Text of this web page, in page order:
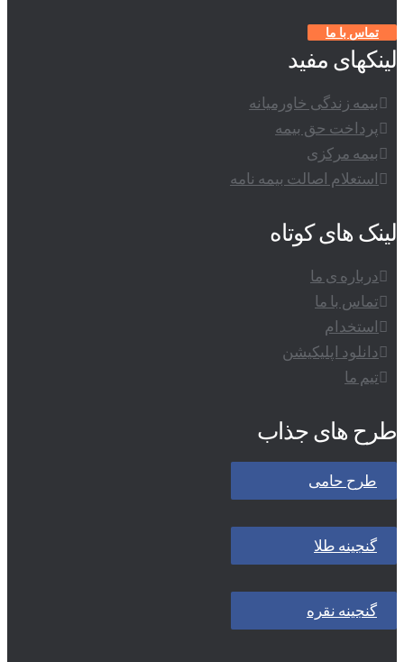
تماس با ما
لینکهای مفید
بیمه زندگی خاورمیانه
پرداخت حق بیمه
بیمه مرکزی
استعلام اصالت بیمه نامه
لینک های کوتاه
درباره ی ما
تماس با ما
استخدام
دانلود اپلیکیشن
تیم ما
طرح های جذاب
طرح حامی
گنجینه طلا
گنجینه نقره